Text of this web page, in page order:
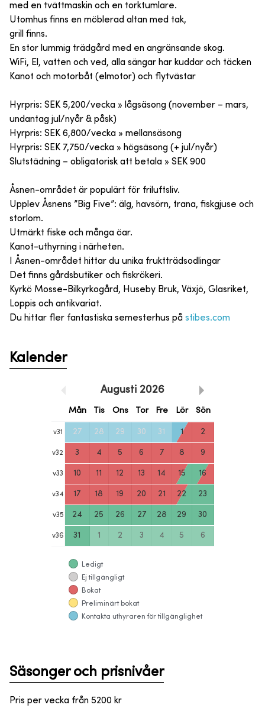
med en tvättmaskin och en torktumlare.
Utomhus finns en möblerad altan med tak,
grill finns.
En stor lummig trädgård med en angränsande skog.
WiFi, El, vatten och ved, alla sängar har kuddar och täcken
Kanot och motorbåt (elmotor) och flytvästar
Hyrpris: SEK 5,200/vecka » lågsäsong (november – mars,
undantag jul/nyår & påsk)
Hyrpris: SEK 6,800/vecka » mellansäsong
Hyrpris: SEK 7,750/vecka » högsäsong (+ jul/nyår)
Slutstädning – obligatorisk att betala » SEK 900
Åsnen-området är populärt för friluftsliv.
Upplev Åsnens ”Big Five”: älg, havsörn, trana, fiskgjuse och
storlom.
Utmärkt fiske och många öar.
Kanot-uthyrning i närheten.
I Åsnen-området hittar du unika fruktträdsodlingar
Det finns gårdsbutiker och fiskrökeri.
Kyrkö Mosse-Bilkyrkogård, Huseby Bruk, Växjö, Glasriket,
Loppis och antikvariat.
Du hittar fler fantastiska semesterhus på stibes.com
Kalender
Augusti 2026
Mån Tis Ons Tor Fre Lör Sön
v31 27 28 29 30 31 1 2
v32 3 4 5 6 7 8 9
v33 10 11 12 13 14 15 16
v34 17 18 19 20 21 22 23
v35 24 25 26 27 28 29 30
v36 31 1 2 3 4 5 6
Ledigt
Ej tillgängligt
Bokat
Preliminärt bokat
Kontakta uthyraren för tillgänglighet
Säsonger och prisnivåer
Pris per vecka från 5200 kr